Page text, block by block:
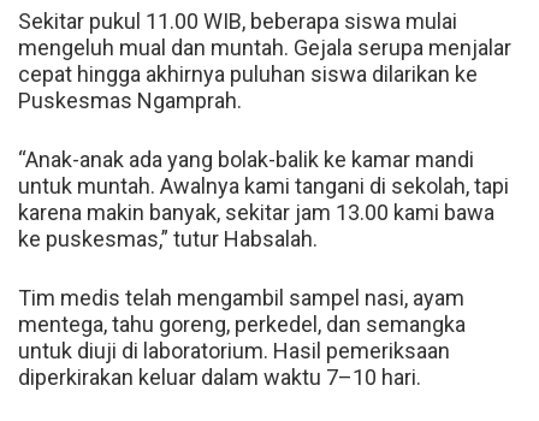
Sekitar pukul 11.00 WIB, beberapa siswa mulai
mengeluh mual dan muntah. Gejala serupa menjalar
cepat hingga akhirnya puluhan siswa dilarikan ke
Puskesmas Ngamprah.
“Anak-anak ada yang bolak-balik ke kamar mandi
untuk muntah. Awalnya kami tangani di sekolah, tapi
karena makin banyak, sekitar jam 13.00 kami bawa
ke puskesmas,” tutur Habsalah.
Tim medis telah mengambil sampel nasi, ayam
mentega, tahu goreng, perkedel, dan semangka
untuk diuji di laboratorium. Hasil pemeriksaan
diperkirakan keluar dalam waktu 7–10 hari.